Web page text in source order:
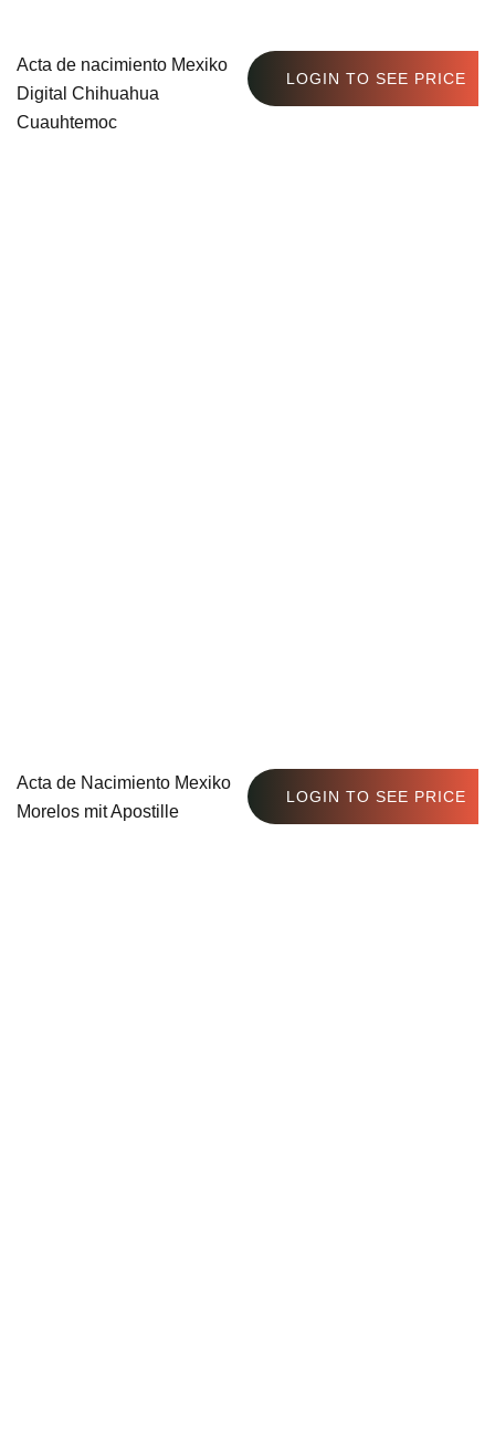
Acta de nacimiento Mexiko
Digital Chihuahua
Cuauhtemoc
LOGIN TO SEE PRICE
Acta de Nacimiento Mexiko
Morelos mit Apostille
LOGIN TO SEE PRICE